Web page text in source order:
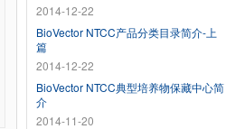
2014-12-22
BioVector NTCC产品分类目录简介-上
篇
2014-12-22
BioVector NTCC典型培养物保藏中心简
介
2014-11-20